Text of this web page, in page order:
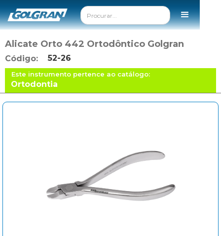
Alicate Orto 442 Ortodôntico Golgran
Código: 52-26
Este instrumento pertence ao catálogo:
Ortodontia